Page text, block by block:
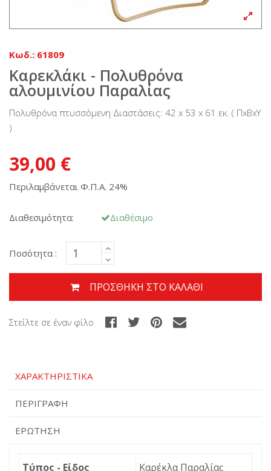
Κωδ.: 61809
Καρεκλάκι - Πολυθρόνα
αλουμινίου Παραλίας
Πολυθρόνα πτυσσόμενη Διαστάσεις: 42 x 53 x 61 εκ. ( ΠxΒxΥ
)
39,00 €
Περιλαμβάνεται Φ.Π.Α. 24%
Διαθεσιμότητα: Διαθέσιμο
Ποσότητα :
ΠΡΟΣΘΉΚΗ ΣΤΟ ΚΑΛΆΘΙ
Στείλτε σε έναν φίλο
ΧΑΡΑΚΤΗΡΙΣΤΙΚΆ
ΠΕΡΙΓΡΑΦΉ
ΕΡΏΤΗΣΗ
Τύπος - Είδος Καρέκλα Παραλίας